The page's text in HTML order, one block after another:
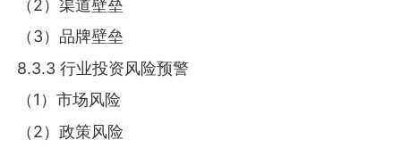
（2）渠道壁垒
（3）品牌壁垒
8.3.3 行业投资风险预警
（1）市场风险
（2）政策风险